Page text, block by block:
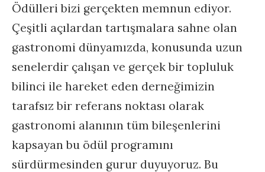
Ödülleri bizi gerçekten memnun ediyor.
Çeşitli açılardan tartışmalara sahne olan
gastronomi dünyamızda, konusunda uzun
senelerdir çalışan ve gerçek bir topluluk
bilinci ile hareket eden derneğimizin
tarafsız bir referans noktası olarak
gastronomi alanının tüm bileşenlerini
kapsayan bu ödül programını
sürdürmesinden gurur duyuyoruz. Bu